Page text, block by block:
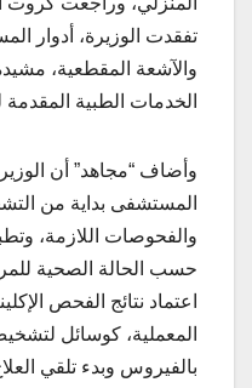
تفقدت الوزيرة، أدوار
والآشعة المقطعية،
الخدمات الطبية
وأضاف “مجاهد” أن
المستشفى بداية من
والفحوصات اللازمة،
حسب الحالة الصحية
اعتماد نتائج الفحص
المعملية، كوسائل
بالفيروس وبدء تلقي